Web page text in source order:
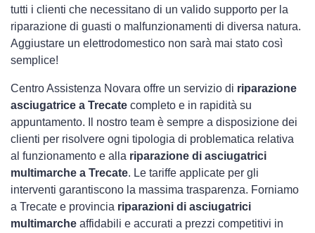
tutti i clienti che necessitano di un valido supporto per la
riparazione di guasti o malfunzionamenti di diversa natura.
Aggiustare un elettrodomestico non sarà mai stato così
semplice!
Centro Assistenza Novara offre un servizio di riparazione
asciugatrice a Trecate completo e in rapidità su
appuntamento. Il nostro team è sempre a disposizione dei
clienti per risolvere ogni tipologia di problematica relativa
al funzionamento e alla riparazione di asciugatrici
multimarche a Trecate. Le tariffe applicate per gli
interventi garantiscono la massima trasparenza. Forniamo
a Trecate e provincia riparazioni di asciugatrici
multimarche affidabili e accurati a prezzi competitivi in